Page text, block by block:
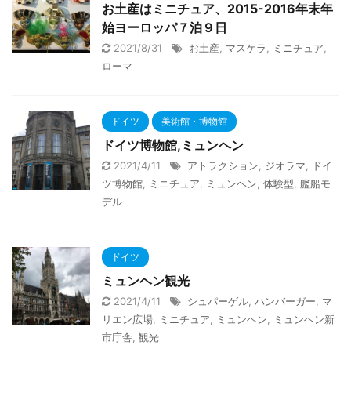
お土産はミニチュア、2015-2016年末年
始ヨーロッパ７泊９日
2021/8/31 お土産 マスケラ ミニチュア
ローマ
ドイツ 美術館・博物館
ドイツ博物館,ミュンヘン
2021/4/11 アトラクション ジオラマ
ドイ
ツ博物館
ミニチュア ミュンヘン 体験型 艦船モ
デル
ドイツ
ミュンヘン観光
2021/4/11 シュパーゲル ハンバーガー
マ
リエン広場
ミニチュア ミュンヘン
ミュンヘン新
市庁舎 観光